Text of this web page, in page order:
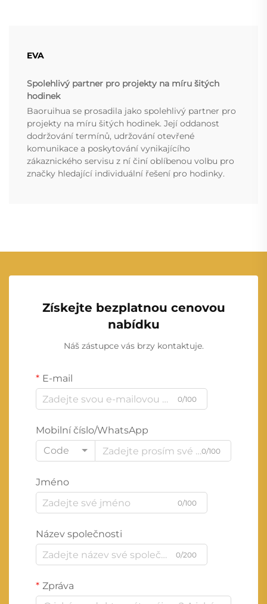
EVA
Spolehlivý partner pro projekty na míru šitých
hodinek
Baoruihua se prosadila jako spolehlivý partner pro
projekty na míru šitých hodinek. Její oddanost
dodržování termínů, udržování otevřené
komunikace a poskytování vynikajícího
zákaznického servisu z ní činí oblíbenou volbu pro
značky hledající individuální řešení pro hodinky.
Získejte bezplatnou cenovou
nabídku
Náš zástupce vás brzy kontaktuje.
E-mail
0/100
Mobilní číslo/WhatsApp
Code
0/100
Jméno
0/100
Název společnosti
0/200
Zpráva